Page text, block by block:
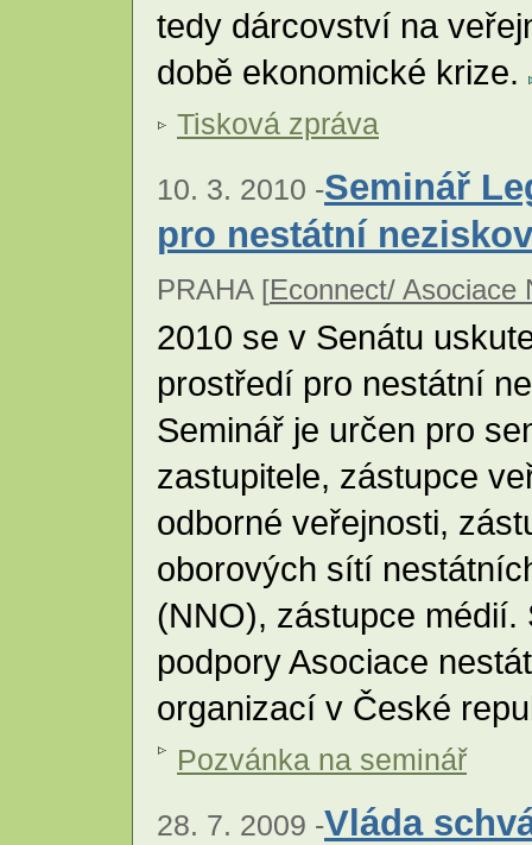
tedy dárcovství na
době ekonomické krize.
Tisková zpráva
10. 3. 2010 -Seminář
pro nestátní
PRAHA [Econnect/ Asociace
2010 se v Senátu
prostředí pro nestátní
Seminář je určen pro
zastupitele, zástupce
odborné veřejnosti,
oborových sítí
(NNO), zástupce médií.
podpory Asociace
organizací v České
Pozvánka na seminář
28. 7. 2009 -Vláda